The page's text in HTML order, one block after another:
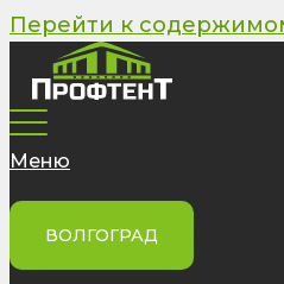
Перейти к
Меню
ВОЛГОГРАД